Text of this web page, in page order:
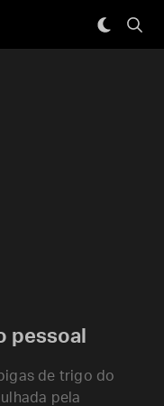
pessoal
de trigo do
pela